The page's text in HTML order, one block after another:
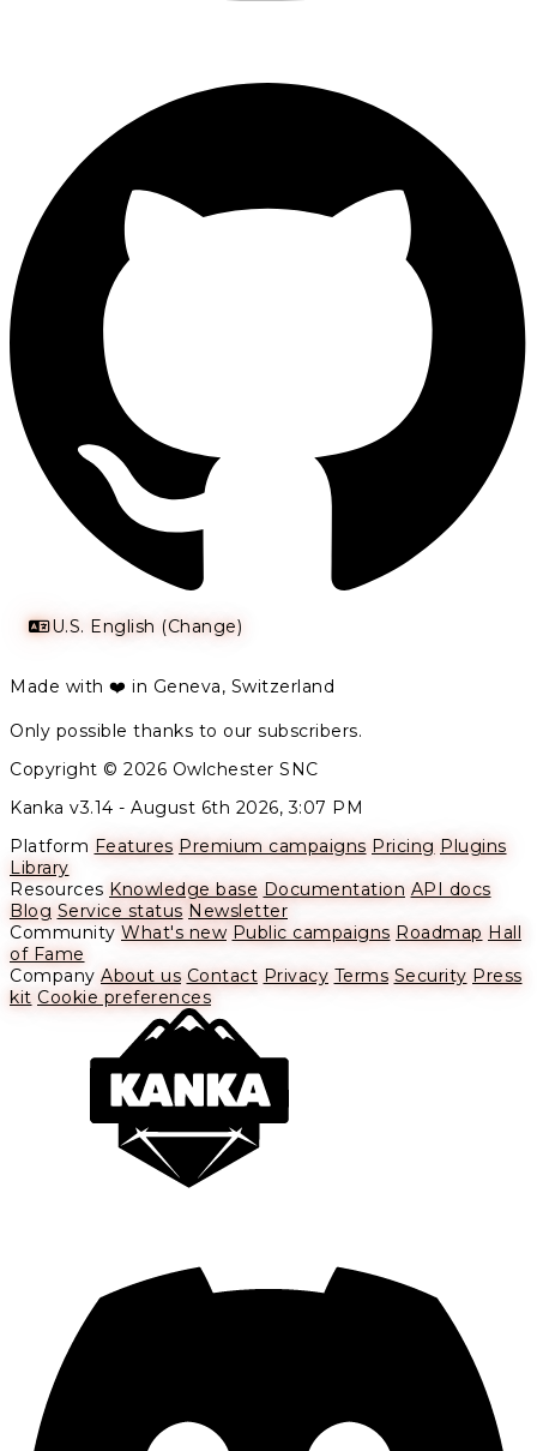
U.S. English (Change)
Made with ❤️ in Geneva, Switzerland
Only possible thanks to our subscribers.
Copyright © 2026 Owlchester SNC
Kanka v3.14 - August 6th 2026, 3:07 PM
Platform Features Premium campaigns Pricing Plugins
Library
Resources Knowledge base Documentation API docs
Blog Service status Newsletter
Community What's new Public campaigns Roadmap Hall
of Fame
Company About us Contact Privacy Terms Security Press
kit Cookie preferences